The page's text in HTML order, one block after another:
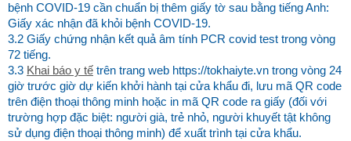
bệnh COVID-19 cần chuẩn bị thêm giấy tờ sau bằng tiếng Anh:
Giấy xác nhận đã khỏi bệnh COVID-19.
3.2 Giấy chứng nhận kết quả âm tính PCR covid test trong vòng
72 tiếng.
3.3 Khai báo y tế trên trang web https://tokhaiyte.vn trong vòng 24
giờ trước giờ dự kiến khởi hành tại cửa khẩu đi, lưu mã QR code
trên điện thoại thông minh hoặc in mã QR code ra giấy (đối với
trường hợp đặc biệt: người già, trẻ nhỏ, người khuyết tật không
sử dụng điện thoại thông minh) để xuất trình tại cửa khẩu.